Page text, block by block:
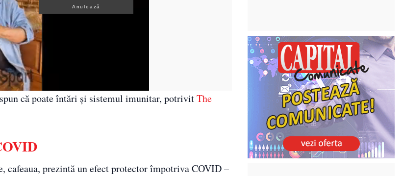
Anulează
că poate întări și sistemul imunitar, potrivitThe
cafeaua, prezintă un efect protector împotriva COVID –